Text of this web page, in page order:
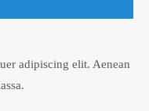
adipiscing elit. Aenean